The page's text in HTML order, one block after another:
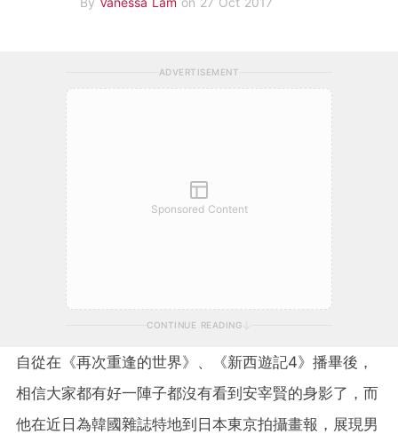
ADVERTISEMENT
Sponsored Content
CONTINUE READING
自從在《再次重逢的世界》、《新西遊記4》播畢後，
相信大家都有好一陣子都沒有看到安宰賢的身影了，而
他在近日為韓國雜誌特地到日本東京拍攝畫報，展現男